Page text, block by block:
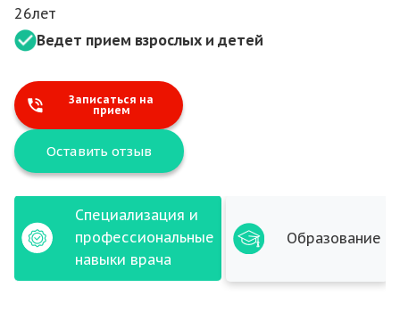
26лет
Ведет прием взрослых и детей
Записаться на
прием
Оставить отзыв
Специализация и
профессиональные
навыки врача
Образование